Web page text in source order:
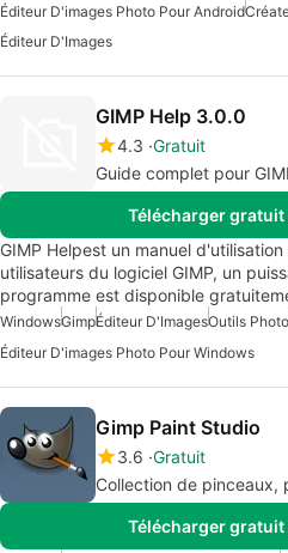
Éditeur D'images Photo Pour Android
Éditeur D'Images
GIMP Help 3.0.0
4.3 Gratuit
Guide complet pour
Télécharger
GIMP Helpest un manuel
utilisateurs du logiciel GIMP, un
programme est disponible
WindowsGimpÉditeur D'ImagesOutils Photo
Éditeur D'images Photo Pour Windows
Gimp Paint Studio
3.6 Gratuit
Collection de pinceaux,
Télécharger